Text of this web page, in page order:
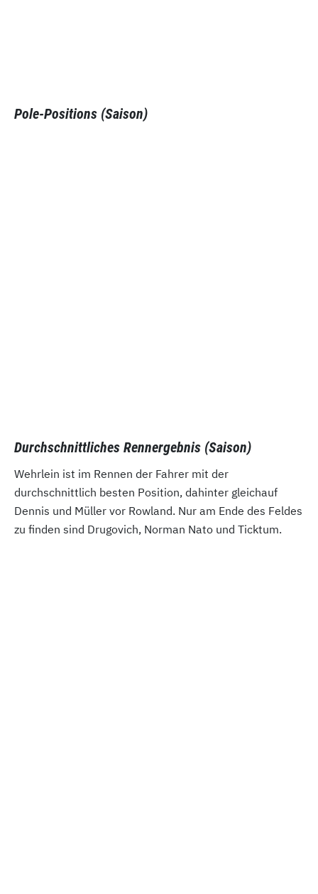
Pole-Positions (Saison)
Durchschnittliches Rennergebnis (Saison)
Wehrlein ist im Rennen der Fahrer mit der
durchschnittlich besten Position, dahinter gleichauf
Dennis und Müller vor Rowland. Nur am Ende des Feldes
zu finden sind Drugovich, Norman Nato und Ticktum.